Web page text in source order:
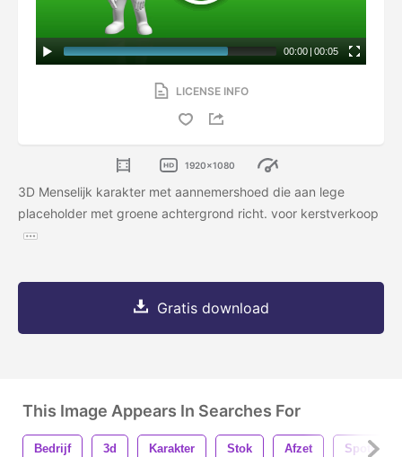
00:00 | 00:05
LICENSE INFO
1920x1080
3D Menselijk karakter met aannemershoed die aan lege
placeholder met groene achtergrond richt. voor kerstverkoop
Gratis download
This Image Appears In Searches For
Bedrijf 3d Karakter Stok Afzet Spotprent